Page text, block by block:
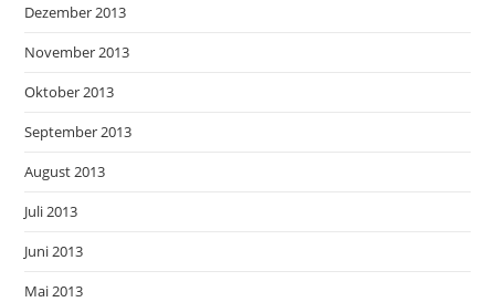
Dezember 2013
November 2013
Oktober 2013
September 2013
August 2013
Juli 2013
Juni 2013
Mai 2013